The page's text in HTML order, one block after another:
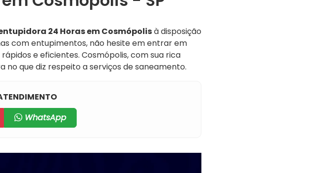
24 Horas em Cosmópolisà disposição
com entupimentos, não hesite em entrar em
e eficientes. Cosmópolis, com sua rica
que diz respeito a serviços de saneamento.
WhatsApp